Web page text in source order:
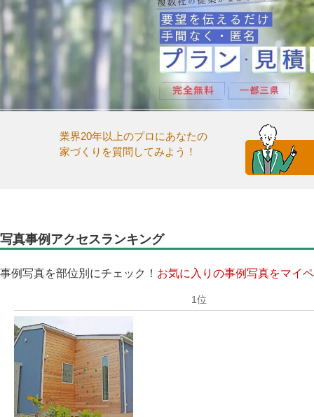
業界20年以上のプロにあなたの
家づくりを質問してみよう！
写真事例アクセスランキング
事例写真を部位別にチェック！ お気に入りの事例写真をマイ